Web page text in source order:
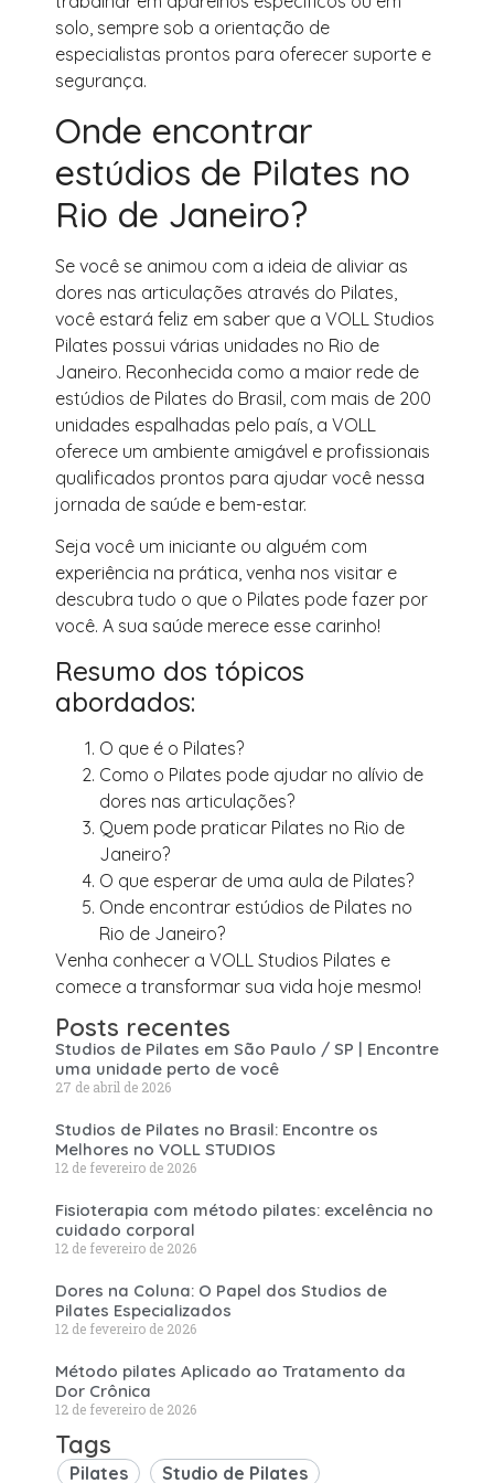
solo, sempre sob a orientação de
especialistas prontos para oferecer suporte e
segurança.
Onde encontrar
estúdios de Pilates no
Rio de Janeiro?
Se você se animou com a ideia de aliviar as
dores nas articulações através do Pilates,
você estará feliz em saber que a VOLL Studios
Pilates possui várias unidades no Rio de
Janeiro. Reconhecida como a maior rede de
estúdios de Pilates do Brasil, com mais de 200
unidades espalhadas pelo país, a VOLL
oferece um ambiente amigável e profissionais
qualificados prontos para ajudar você nessa
jornada de saúde e bem-estar.
Seja você um iniciante ou alguém com
experiência na prática, venha nos visitar e
descubra tudo o que o Pilates pode fazer por
você. A sua saúde merece esse carinho!
Resumo dos tópicos
abordados:
O que é o Pilates?
Como o Pilates pode ajudar no alívio de
dores nas articulações?
Quem pode praticar Pilates no Rio de
Janeiro?
O que esperar de uma aula de Pilates?
Onde encontrar estúdios de Pilates no
Rio de Janeiro?
Venha conhecer a VOLL Studios Pilates e
comece a transformar sua vida hoje mesmo!
Posts recentes
Studios de Pilates em São Paulo / SP | Encontre
uma unidade perto de você
27 de abril de 2026
Studios de Pilates no Brasil: Encontre os
Melhores no VOLL STUDIOS
12 de fevereiro de 2026
Fisioterapia com método pilates: excelência no
cuidado corporal
12 de fevereiro de 2026
Dores na Coluna: O Papel dos Studios de
Pilates Especializados
12 de fevereiro de 2026
Método pilates Aplicado ao Tratamento da
Dor Crônica
12 de fevereiro de 2026
Tags
Pilates
Studio de Pilates